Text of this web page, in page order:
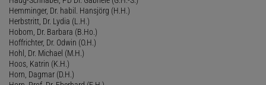
Hemminger, Dr. habil. Hansjörg (H.H.)
Herbstritt, Dr. Lydia (L.H.)
Hobom, Dr. Barbara (B.Ho.)
Hoffrichter, Dr. Odwin (O.H.)
Hohl, Dr. Michael (M.H.)
Hoos, Katrin (K.H.)
Horn, Dagmar (D.H.)